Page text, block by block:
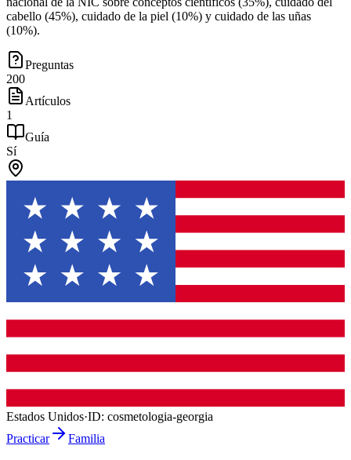
cabello (45%), cuidado de la piel (10%) y cuidado de las uñas
(10%).
Preguntas
200
Artículos
1
Guía
Sí
Estados Unidos·ID: cosmetologia-georgia
Practicar
Familia